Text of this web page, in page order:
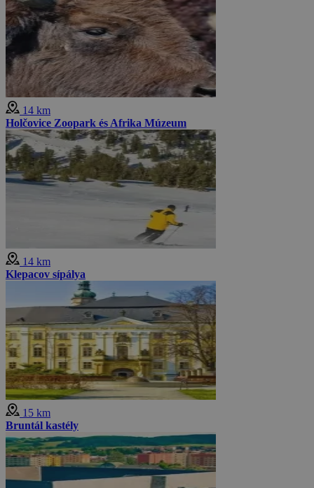
14 km
Holčovice Zoopark és Afrika Múzeum
14 km
Klepacov sípálya
15 km
Bruntál kastély